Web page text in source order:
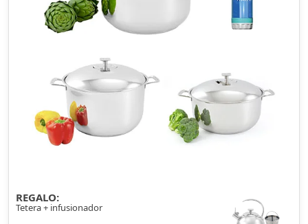
REGALO:
Tetera + infusionador